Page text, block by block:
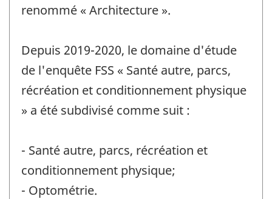
renommé « Architecture ».
Depuis 2019-2020, le domaine d'étude
de l'enquête FSS « Santé autre, parcs,
récréation et conditionnement physique
» a été subdivisé comme suit :
- Santé autre, parcs, récréation et
conditionnement physique;
- Optométrie.